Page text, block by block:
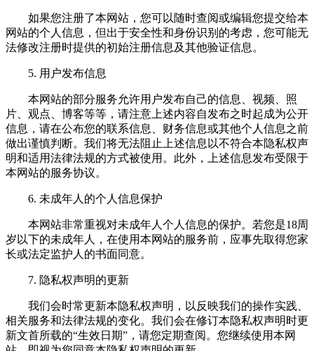
如果您注册了本网站，您可以随时查阅或编辑您提交给本
网站的个人信息，但出于安全性和身份识别的考虑，您可能无
法修改注册时提供的初始注册信息及其他验证信息。
5. 用户发布信息
本网站的部分服务允许用户发布自己的信息、视频、照
片、观点、博客等等，请注意上述内容自发布之时起成为公开
信息，请在公布您的联系信息、财务信息或其他个人信息之前
做出谨慎判断。我们将无法阻止上述信息以不符合本隐私权声
明和适用法律法规的方式被使用。此外，上述信息发布受限于
本网站的服务协议。
6. 未成年人的个人信息保护
本网站非常重视对未成年人个人信息的保护。若您是18周
岁以下的未成年人，在使用本网站的服务前，应事先取得您家
长或法定监护人的书面同意。
7. 隐私权声明的更新
我们会时常更新本隐私权声明，以反映我们的操作实践、
相关服务和法律法规的变化。我们会在修订本隐私权声明时更
新文首所载的“生效日期”，请您定期查阅。您继续使用本网